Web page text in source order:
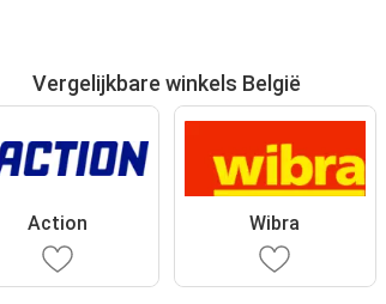
Vergelijkbare winkels België
Action Wibra